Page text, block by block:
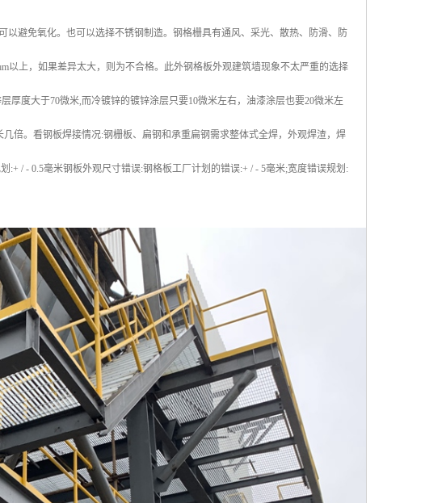
避免氧化。也可以选择不锈钢制造。钢格栅具有通风、采光、散热、防滑、防
以上，如果差异太大，则为不合格。此外钢格板外观建筑墙现象不太严重的选择
度大于70微米,而冷镀锌的镀锌涂层只要10微米左右，油漆涂层也要20微米左
倍。看钢板焊接情况:钢栅板、扁钢和承重扁钢需求整体式全焊，外观焊渣，焊
/ - 0.5毫米钢板外观尺寸错误:钢格板工厂计划的错误:+ / - 5毫米;宽度错误规划: